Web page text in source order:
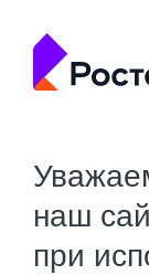
наш
при